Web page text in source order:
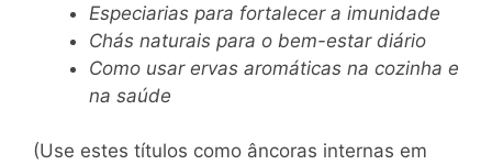
Especiarias para fortalecer a imunidade
Chás naturais para o bem-estar diário
Como usar ervas aromáticas na cozinha e
na saúde
(Use estes títulos como âncoras internas em